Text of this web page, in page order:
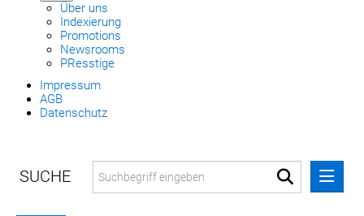
Über uns
Indexierung
Promotions
Newsrooms
PResstige
Impressum
AGB
Datenschutz